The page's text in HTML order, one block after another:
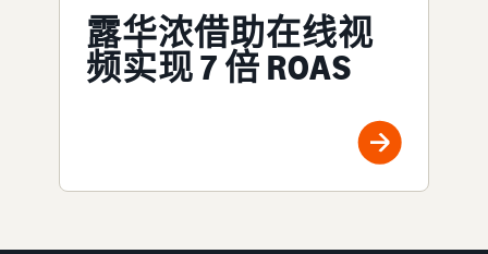
露华浓借助在线视
频实现 7 倍 ROAS